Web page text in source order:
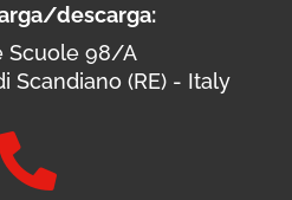
descarga:
Scuole 98/A
Scandiano (RE) - Italy